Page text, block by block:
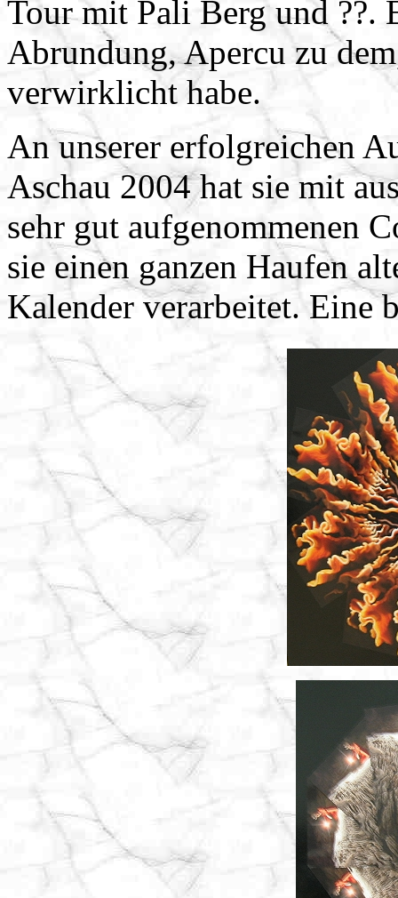
Tour mit Pali Berg und ??.
Abrundung, Apercu zu
verwirklicht habe.
An unserer erfolgreichen
Aschau 2004 hat sie mit
sehr gut aufgenommenen
sie einen ganzen Haufen
Kalender verarbeitet. Eine